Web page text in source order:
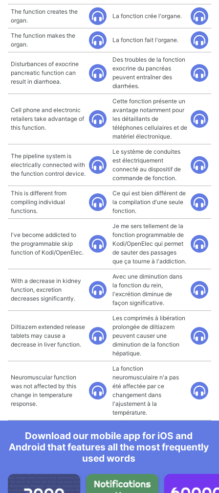
The function creates the
organ.
La fonction crée l'organe.
The function makes the
organ.
La fonction fait l'organe.
Disturbances of exocrine
pancreatic function can
result in diarrhoea.
Des troubles de la fonction
exocrine du pancréas
peuvent entraîner des
diarrhées.
Cell phone and electronic
retailers take advantage of
this function.
Cette fonction présente un
avantage notamment pour
les détaillants de
téléphones cellulaires et de
matériel électronique.
The pipeline system is
electrically connected with
the function control device.
Le système de conduites
est électriquement
connecté au dispositif de
commande de fonction.
This is different from
compiling individual
functions.
Ce qui est bien différent de
la compilation d'une seule
fonction.
I've become addicted to
the programmable skip
function of Kodi/OpenElec.
Je me sers tellement de la
fonction programmable de
Kodi/OpenElec qui permet
de sauter des passages
que ça tourne à l'addiction.
With a decrease in kidney
function, excretion
decreases significantly.
Avec une diminution dans
la fonction du rein,
l'excrétion diminue de
façon significative.
Diltiazem extended release
tablets may cause a
decrease in liver function.
Les comprimés à libération
prolongée de diltiazem
peuvent causer une
diminution de la fonction
hépatique.
Neuromuscular function
was not affected by this
change in temperature
response.
La fonction
neuromusculaire n'a pas
été affectée par ce
changement dans
l'ajustement à la
température.
Download our mobile app for iOS and
Android that features all the most frequently
used words